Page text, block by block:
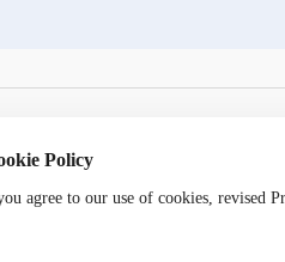
Policy
agree to our use of cookies, revised